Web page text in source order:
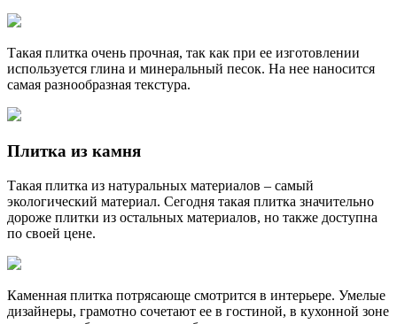
Такая плитка очень прочная, так как при ее изготовлении
используется глина и минеральный песок. На нее наносится
самая разнообразная текстура.
Плитка из камня
Такая плитка из натуральных материалов – самый
экологический материал. Сегодня такая плитка значительно
дороже плитки из остальных материалов, но также доступна
по своей цене.
Каменная плитка потрясающе смотрится в интерьере. Умелые
дизайнеры, грамотно сочетают ее в гостиной, в кухонной зоне